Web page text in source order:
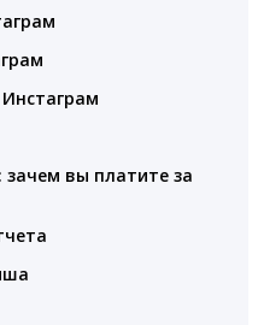
зачем вы платите за